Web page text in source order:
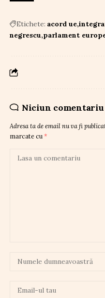
Etichete: acord ue
negrescu parlament
Niciun comentariu
Adresa ta de email nu va fi
marcate cu *